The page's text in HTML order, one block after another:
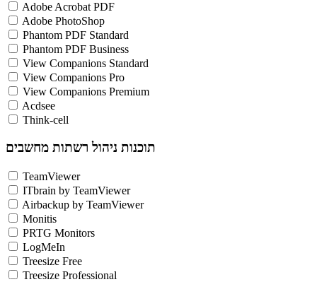
Adobe Acrobat PDF
Adobe PhotoShop
Phantom PDF Standard
Phantom PDF Business
View Companions Standard
View Companions Pro
View Companions Premium
Acdsee
Think-cell
תוכנות ניהול רשתות מחשבים
TeamViewer
ITbrain by TeamViewer
Airbackup by TeamViewer
Monitis
PRTG Monitors
LogMeIn
Treesize Free
Treesize Professional